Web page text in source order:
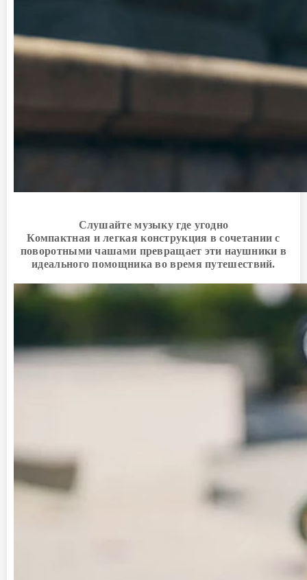
Слушайте музыку где угодно
Компактная и легкая конструкция в сочетании с
поворотными чашами превращает эти наушники в
идеального помощника во время путешествий.